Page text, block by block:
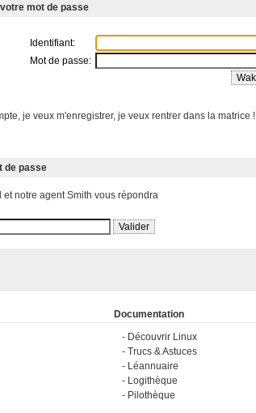
mot de passe
Identifiant:
Mot de passe:
je veux m'enregistrer, je veux rentrer dans la matrice !
de passe
et notre agent Smith vous répondra
Documentation
Découvrir Linux
Trucs & Astuces
Léannuaire
Logithèque
Pilothèque